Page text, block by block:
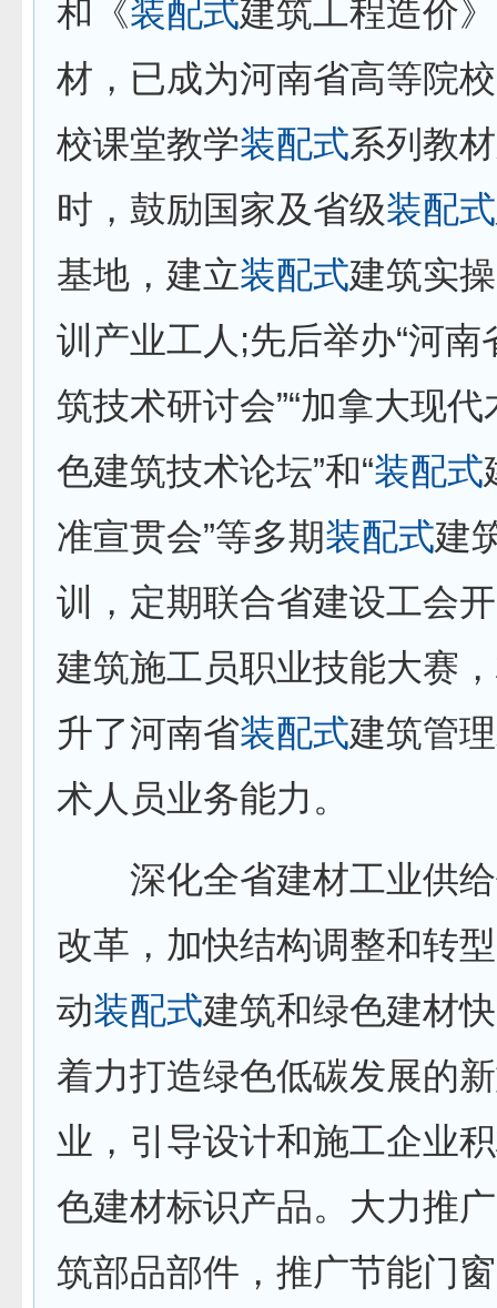
和《装配式建筑工程造价
材，已成为河南省高等院
校课堂教学装配式系列教
时，鼓励国家及省级装配式
基地，建立装配式建筑实
训产业工人;先后举办“河南
筑技术研讨会”“加拿大现
色建筑技术论坛”和“装配式
准宣贯会”等多期装配式建
训，定期联合省建设工会
建筑施工员职业技能大赛
升了河南省装配式建筑管
术人员业务能力。
深化全省建材工业供给
改革，加快结构调整和转
动装配式建筑和绿色建材
着力打造绿色低碳发展的
业，引导设计和施工企业
色建材标识产品。大力推广
筑部品部件，推广节能门